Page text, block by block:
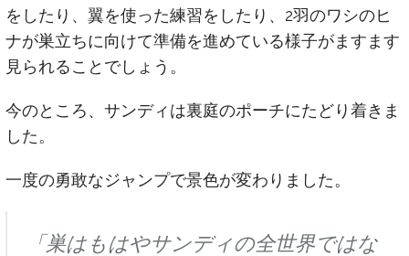
をしたり、翼を使った練習をしたり、2羽のワシのヒ
ナが巣立ちに向けて準備を進めている様子がますます
見られることでしょう。
今のところ、サンディは裏庭のポーチにたどり着きま
した。
一度の勇敢なジャンプで景色が変わりました。
「巣はもはやサンディの全世界ではな